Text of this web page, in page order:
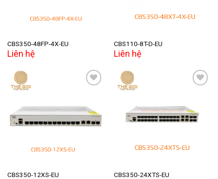
CBS350-48FP-4X-EU
Liên hệ
CBS110-8T-D-EU
Liên hệ
Add to
wishlist
CBS350-12XS-EU
Add to
wishlist
CBS350-24XTS-EU